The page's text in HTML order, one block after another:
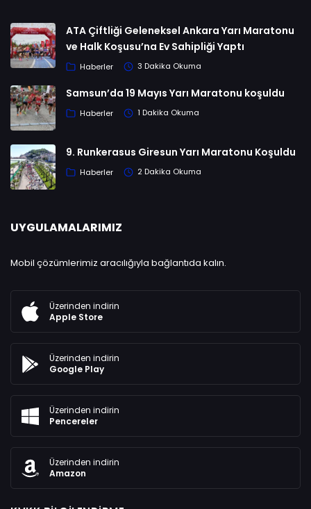
ATA Çiftliği Geleneksel Ankara Yarı Maratonu
ve Halk Koşusu’na Ev Sahipliği Yaptı
Haberler 3 Dakika Okuma
Samsun’da 19 Mayıs Yarı Maratonu koşuldu
Haberler 1 Dakika Okuma
9. Runkerasus Giresun Yarı Maratonu Koşuldu
Haberler 2 Dakika Okuma
UYGULAMALARIMIZ
Mobil çözümlerimiz aracılığıyla bağlantıda kalın.
Üzerinden indirin
Apple Store
Üzerinden indirin
Google Play
Üzerinden indirin
Pencereler
Üzerinden indirin
Amazon